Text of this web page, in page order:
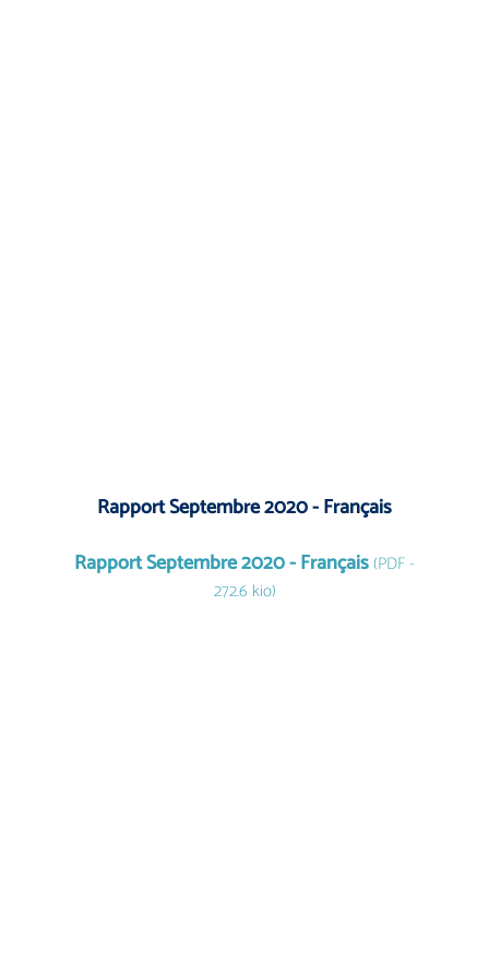
Rapport Septembre 2020 - Français
Rapport Septembre 2020 - Français(PDF -
272.6 kio)